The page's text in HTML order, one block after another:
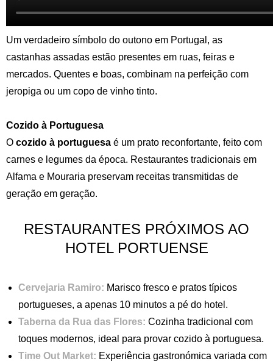
Um verdadeiro símbolo do outono em Portugal, as
castanhas assadas estão presentes em ruas, feiras e
mercados. Quentes e boas, combinam na perfeição com
jeropiga ou um copo de vinho tinto.
Cozido à Portuguesa
O cozido à portuguesa é um prato reconfortante, feito com
carnes e legumes da época. Restaurantes tradicionais em
Alfama e Mouraria preservam receitas transmitidas de
geração em geração.
RESTAURANTES PRÓXIMOS AO
HOTEL PORTUENSE
Cervejaria Ramiro: Marisco fresco e pratos típicos
portugueses, a apenas 10 minutos a pé do hotel.
Taberna da Rua das Flores: Cozinha tradicional com
toques modernos, ideal para provar cozido à portuguesa.
Time Out Market: Experiência gastronómica variada com